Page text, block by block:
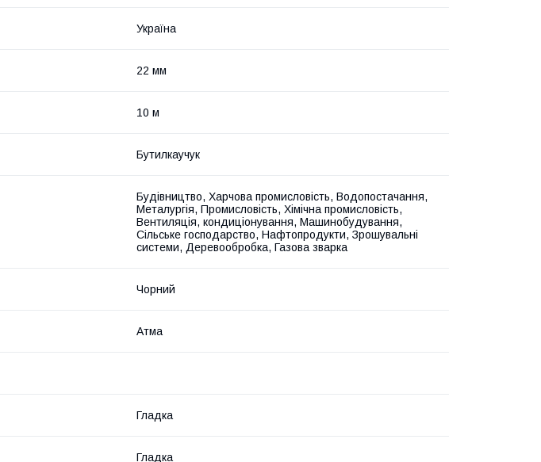
Україна
22 мм
10 м
Бутилкаучук
Будівництво, Харчова промисловість, Водопостачання,
Металургія, Промисловість, Хімічна промисловість,
Вентиляція, кондиціонування, Машинобудування,
Сільське господарство, Нафтопродукти, Зрошувальні
системи, Деревообробка, Газова зварка
Чорний
Атма
Гладка
Гладка